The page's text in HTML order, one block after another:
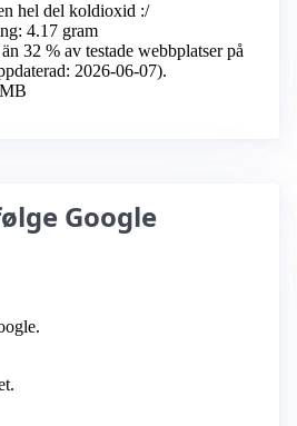
hel del koldioxid :/
4.17 gram
32 % av testade webbplatser på
2026-06-07).
Google